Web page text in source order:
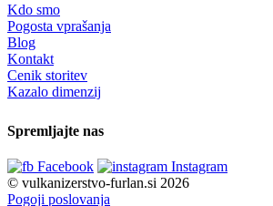
Kdo smo
Pogosta vprašanja
Blog
Kontakt
Cenik storitev
Kazalo dimenzij
Spremljajte nas
Facebook
Instagram
© vulkanizerstvo-furlan.si 2026
Pogoji poslovanja